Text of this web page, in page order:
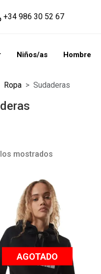
+34 986 30 52 67
Niños/as Hombre
Ropa Sudaderas
mostrados
AGOTADO